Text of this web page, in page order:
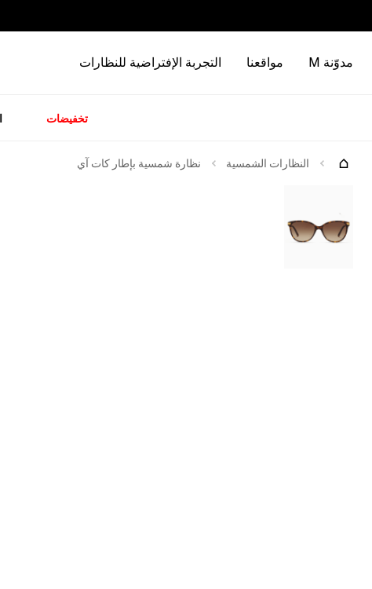
مدوّنة M مواقعنا التجربة الإفتراضية للنظارات
تخفيضات
النظارات الشمسية نظارة شمسية بإطار كات آي